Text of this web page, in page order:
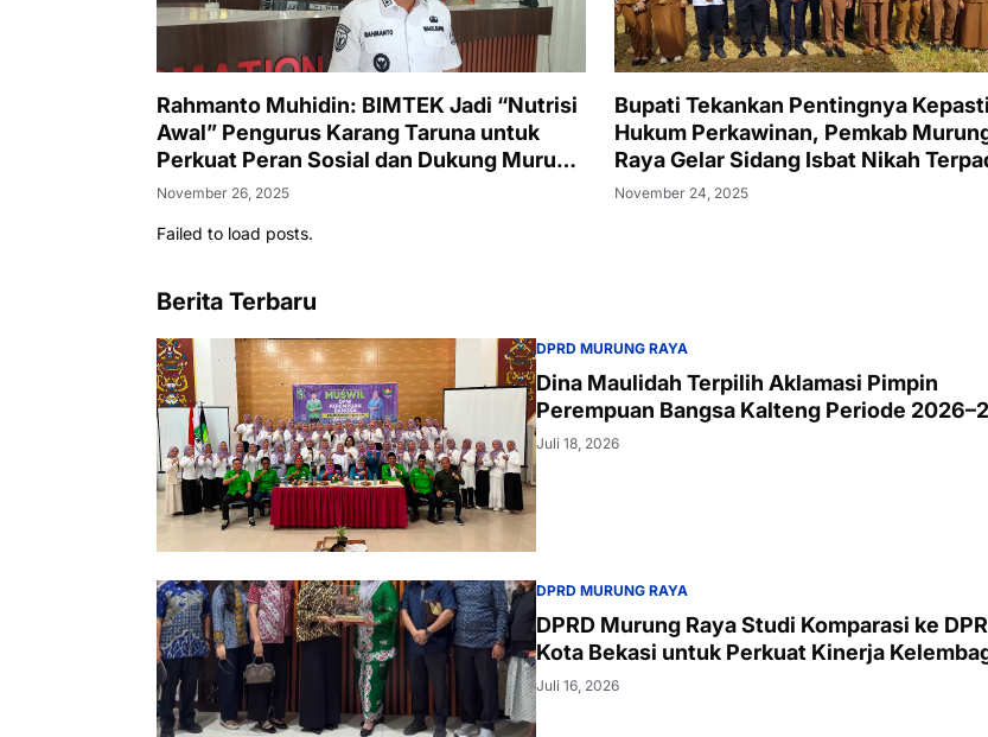
Rahmanto Muhidin: BIMTEK Jadi “Nutrisi
Awal” Pengurus Karang Taruna untuk
Perkuat Peran Sosial dan Dukung Murung
Raya Emas 2030
November 26, 2025
Bupati Tekankan Pentingnya
Hukum Perkawinan, Pemkab
Raya Gelar Sidang Isbat Nikah
Tiga Kecamatan
November 24, 2025
Failed to load posts.
Berita Terbaru
DPRD MURUNG RAYA
Dina Maulidah Terpilih Aklamasi Pimpin
Perempuan Bangsa Kalteng Periode
Juli 18, 2026
DPRD MURUNG RAYA
DPRD Murung Raya Studi Komparasi ke
Kota Bekasi untuk Perkuat Kinerja
Juli 16, 2026